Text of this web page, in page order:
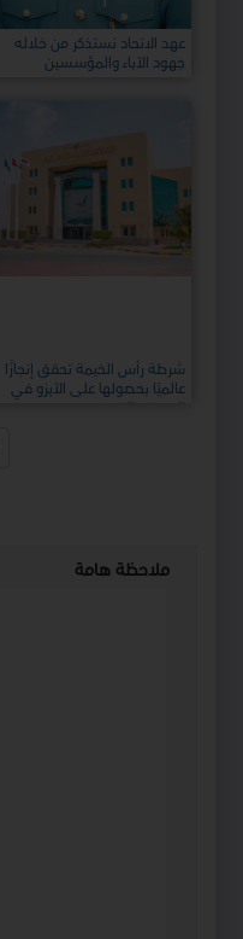
عهد الاتحاد نستذكر من خلاله
جهود الآباء والمؤسسين
شرطة رأس الخيمة تحقق إنجازًا
عالميًا بحصولها على الآيزو في
الجودة والتميز
ملاحظة هامة